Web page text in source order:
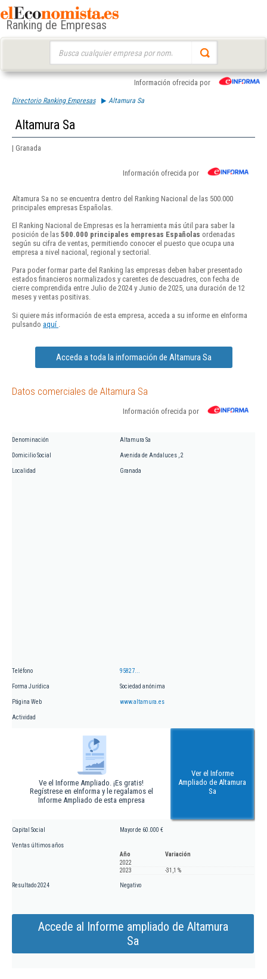
Ranking de Empresas
Información ofrecida por
Directorio Ranking Empresas Altamura Sa
Altamura Sa
| Granada
Información ofrecida por
Altamura Sa no se encuentra dentro del Ranking Nacional de las 500.000
principales empresas Españolas.
El Ranking Nacional de Empresas es la herramienta más útil para saber la
posición de las 500.000 principales empresas Españolas ordenadas
según su cifra de ventas, permitiendo conocer el puesto que ocupa una
empresa a nivel nacional, regional y sectorial.
Para poder formar parte del Ranking las empresas deben haber presentado
estados financieros normalizados y carentes de descuadres, con fecha de
cierre comprendida entre Julio de 2024 y Junio de 2025, una duración de 12
meses y ventas positivas.
Si quiere más información de esta empresa, acceda a su informe en eInforma
pulsando aquí
Acceda a toda la información de Altamura Sa
Datos comerciales de Altamura Sa
Información ofrecida por
Denominación Altamura Sa
Domicilio Social Avenida de Andaluces , 2
Localidad Granada
Teléfono 95827...
Forma Jurídica Sociedad anónima
Página Web www.altamura.es
Actividad
Ve el Informe Ampliado. ¡Es gratis!
Regístrese en eInforma y le regalamos el
Informe Ampliado de esta empresa
Ver el Informe
Ampliado de Altamura
Sa
Capital Social Mayor de 60.000 €
Ventas últimos años
Año
Variación
2022
2023
-31,1 %
Resultado 2024 Negativo
Accede al Informe ampliado de Altamura
Sa